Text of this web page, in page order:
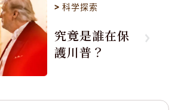
>科学探索
究竟是誰在保
護川普？